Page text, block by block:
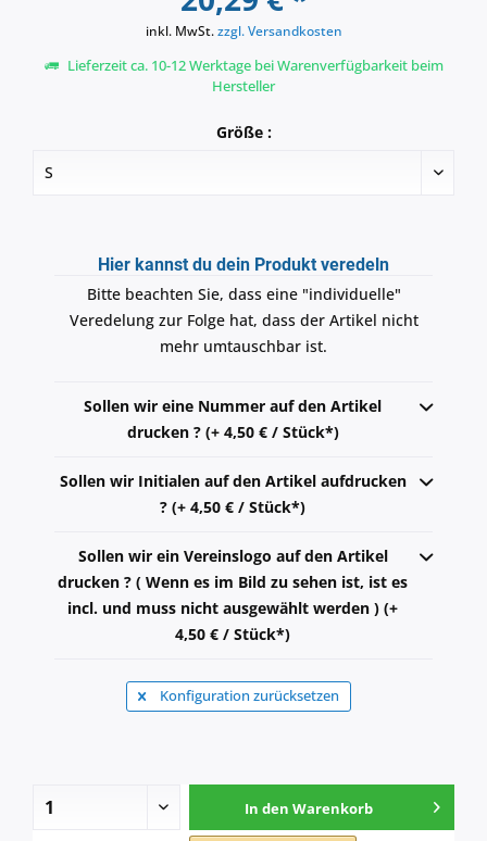
inkl. MwSt.zzgl. Versandkosten
Lieferzeit ca. 10-12 Werktage bei Warenverfügbarkeit beim
Hersteller
Größe :
Hier kannst du dein Produkt veredeln
Bitte beachten Sie, dass eine "individuelle"
Veredelung zur Folge hat, dass der Artikel nicht
mehr umtauschbar ist.
Sollen wir eine Nummer auf den Artikel
drucken ? (+ 4,50 € / Stück*)
Sollen wir Initialen auf den Artikel aufdrucken
? (+ 4,50 € / Stück*)
Sollen wir ein Vereinslogo auf den Artikel
drucken ? ( Wenn es im Bild zu sehen ist, ist es
incl. und muss nicht ausgewählt werden ) (+
4,50 € / Stück*)
Konfiguration zurücksetzen
In den Warenkorb